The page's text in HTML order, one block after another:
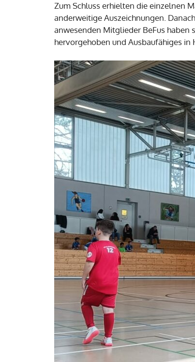
Zum Schluss erhielten die einzelnen
anderweitige Auszeichnungen.
anwesenden Mitglieder BeFus
hervorgehoben und Ausbaufähiges